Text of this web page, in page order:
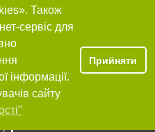
Також
сервіс для
інформації.
сайту
Прийняти